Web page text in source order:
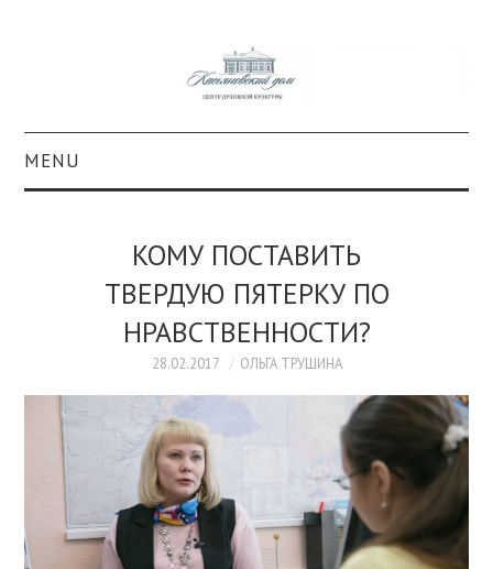
MENU
КОЛЛЕКЦИИ
#КАСДОМ
ОБРАЗОВАНИЕ
ПРОСВЕЩЕНИЕ
КОМУ ПОСТАВИТЬ
ТВЕРДУЮ ПЯТЕРКУ ПО
НРАВСТВЕННОСТИ?
28.02.2017 ОЛЬГА ТРУШИНА